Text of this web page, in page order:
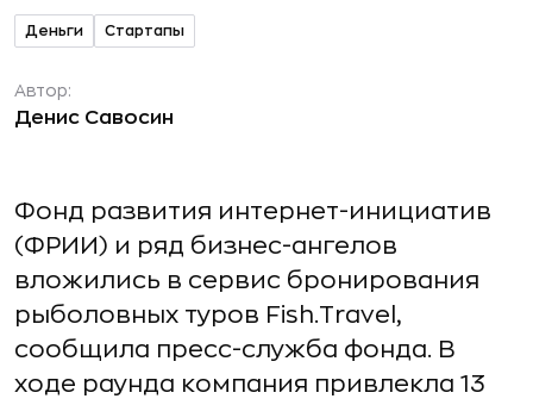
Деньги Стартапы
Автор:
Денис Савосин
Фонд развития интернет-инициатив
(ФРИИ) и ряд бизнес-ангелов
вложились в сервис бронирования
рыболовных туров Fish.Travel,
сообщила пресс-служба фонда. В
ходе раунда компания привлекла 13